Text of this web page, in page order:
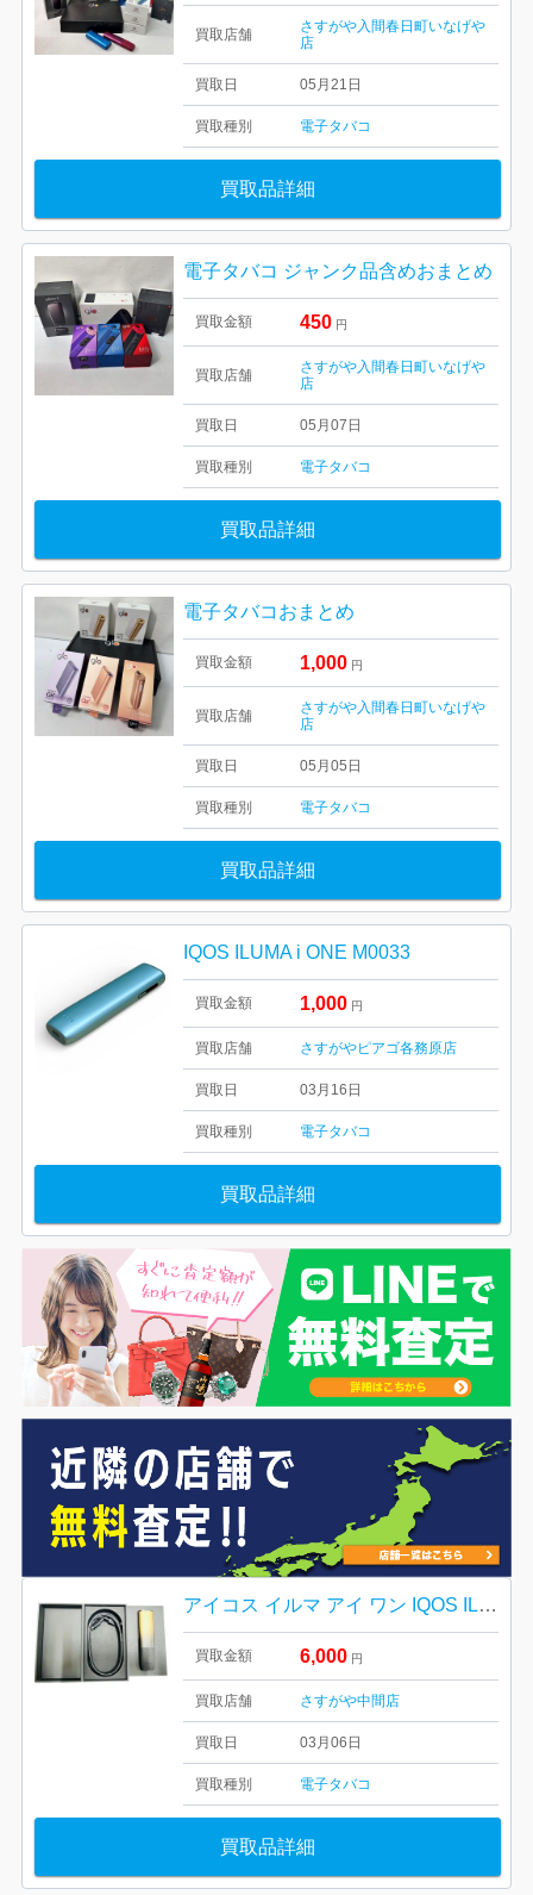
買取店舗
さすがや入間春日町いなげや
店
買取日 05月21日
買取種別 電子タバコ
買取品詳細
電子タバコ ジャンク品含めおまとめ
買取金額 450 円
買取店舗
さすがや入間春日町いなげや
店
買取日 05月07日
買取種別 電子タバコ
買取品詳細
電子タバコおまとめ
買取金額 1,000 円
買取店舗
さすがや入間春日町いなげや
店
買取日 05月05日
買取種別 電子タバコ
買取品詳細
IQOS ILUMA i ONE M0033
買取金額 1,000 円
買取店舗 さすがやピアゴ各務原店
買取日 03月16日
買取種別 電子タバコ
買取品詳細
アイコス イルマ アイ ワン IQOS ILUMA i ONE SELETTI LIMITED EDITION セレッティー 限定版
買取金額 6,000 円
買取店舗 さすがや中間店
買取日 03月06日
買取種別 電子タバコ
買取品詳細